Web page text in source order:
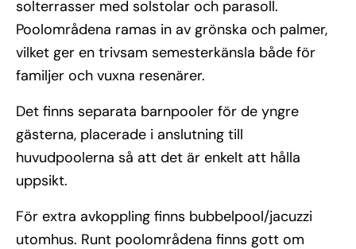
solterrasser med solstolar och parasoll.
Poolområdena ramas in av grönska och palmer,
vilket ger en trivsam semesterkänsla både för
familjer och vuxna resenärer.
Det finns separata barnpooler för de yngre
gästerna, placerade i anslutning till
huvudpoolerna så att det är enkelt att hålla
uppsikt.
För extra avkoppling finns bubbelpool/jacuzzi
utomhus. Runt poolområdena finns gott om